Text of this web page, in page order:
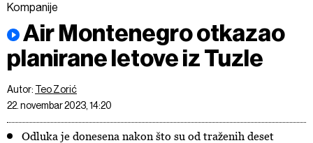
Kompanije
Air Montenegro otkazao
planirane letove iz Tuzle
Autor: Teo Zorić
22. novembar 2023, 14:20
Odluka je donesena nakon što su od traženih deset